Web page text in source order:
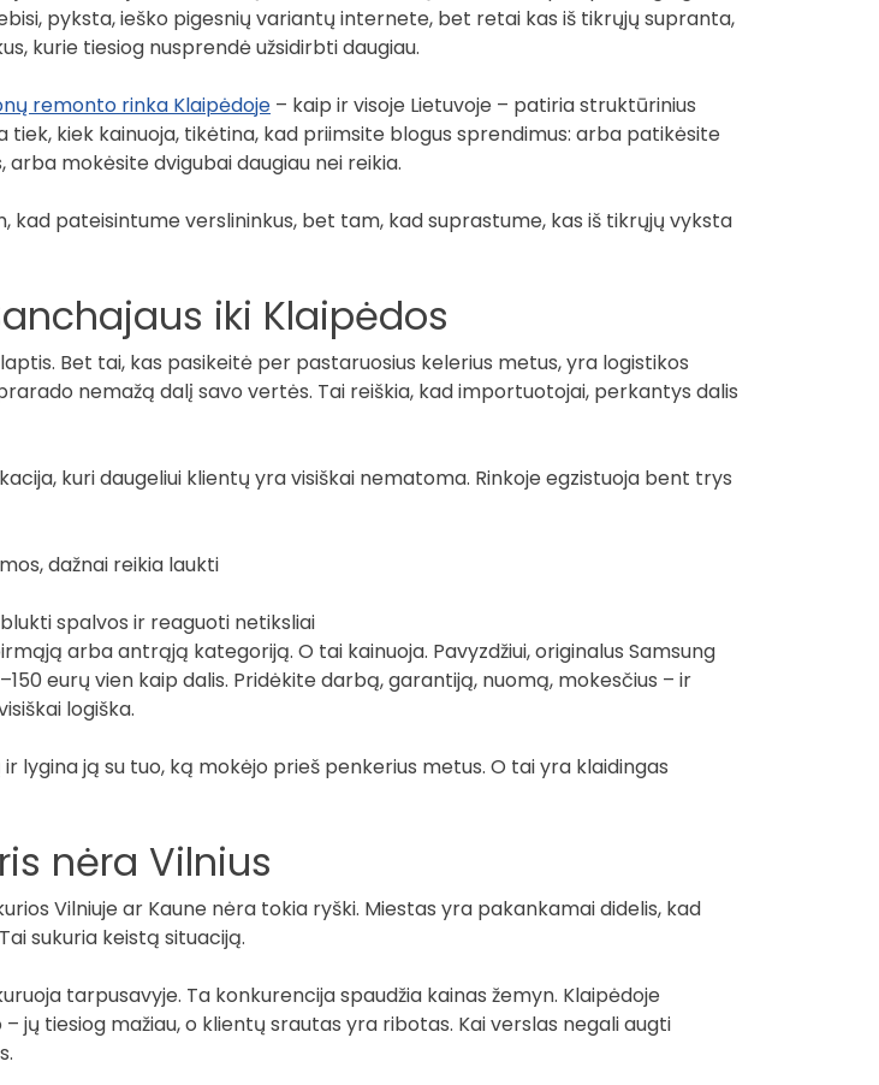
pyksta, ieško pigesnių variantų internete, bet retai kas iš tikrųjų supranta,
kurie tiesiog nusprendė užsidirbti daugiau.
remonto rinka Klaipėdoje – kaip ir visoje Lietuvoje – patiria struktūrinius
kiek kainuoja, tikėtina, kad priimsite blogus sprendimus: arba patikėsite
mokėsite dvigubai daugiau nei reikia.
pateisintume verslininkus, bet tam, kad suprastume, kas iš tikrųjų vyksta
iki Klaipėdos
Bet tai, kas pasikeitė per pastaruosius kelerius metus, yra logistikos
nemažą dalį savo vertės. Tai reiškia, kad importuotojai, perkantys dalis
kuri daugeliui klientų yra visiškai nematoma. Rinkoje egzistuoja bent trys
dažnai reikia laukti
spalvos ir reaguoti netiksliai
arba antrąją kategoriją. O tai kainuoja. Pavyzdžiui, originalus Samsung
eurų vien kaip dalis. Pridėkite darbą, garantiją, nuomą, mokesčius – ir
logiška.
ją su tuo, ką mokėjo prieš penkerius metus. O tai yra klaidingas
nėra Vilnius
Vilniuje ar Kaune nėra tokia ryški. Miestas yra pakankamai didelis, kad
sukuria keistą situaciją.
tarpusavyje. Ta konkurencija spaudžia kainas žemyn. Klaipėdoje
tiesiog mažiau, o klientų srautas yra ribotas. Kai verslas negali augti